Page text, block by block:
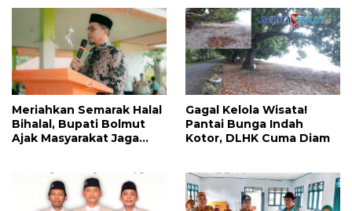
Meriahkan Semarak Halal
Bihalal, Bupati Bolmut
Ajak Masyarakat Jaga
Gagal Kelola Wisata!
Pantai Bunga Indah
Kotor, DLHK Cuma Diam